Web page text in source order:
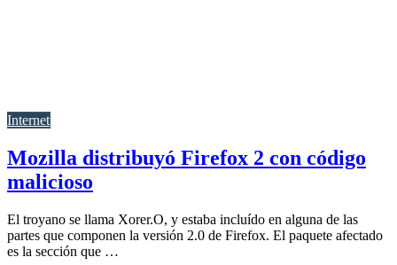
Internet
Mozilla distribuyó Firefox 2 con código
malicioso
El troyano se llama Xorer.O, y estaba incluído en alguna de las
partes que componen la versión 2.0 de Firefox. El paquete afectado
es la sección que …